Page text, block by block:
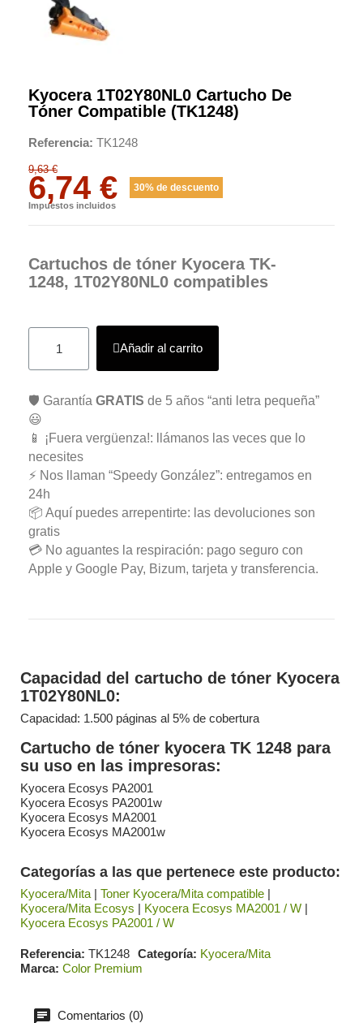
Kyocera 1T02Y80NL0 Cartucho De
Tóner Compatible (TK1248)
Referencia TK1248
9,63 €
6,74 € 30% de descuento
Impuestos incluidos
Cartuchos de tóner Kyocera TK-
1248, 1T02Y80NL0 compatibles
Añadir al carrito
🛡️ Garantía GRATIS de 5 años “anti letra pequeña”
😃
📱 ¡Fuera vergüenza!: llámanos las veces que lo
necesites
⚡ Nos llaman “Speedy González”: entregamos en
24h
📦 Aquí puedes arrepentirte: las devoluciones son
gratis
💳 No aguantes la respiración: pago seguro con
Apple y Google Pay, Bizum, tarjeta y transferencia.
Capacidad del cartucho de tóner Kyocera
1T02Y80NL0:
Capacidad: 1.500 páginas al 5% de cobertura
Cartucho de tóner kyocera TK 1248 para
su uso en las impresoras:
Kyocera Ecosys PA2001
Kyocera Ecosys PA2001w
Kyocera Ecosys MA2001
Kyocera Ecosys MA2001w
Categorías a las que pertenece este producto:
Kyocera/Mita | Toner Kyocera/Mita compatible |
Kyocera/Mita Ecosys | Kyocera Ecosys MA2001 / W |
Kyocera Ecosys PA2001 / W
Referencia TK1248 Categoría Kyocera/Mita
Marca Color Premium
Comentarios (0)